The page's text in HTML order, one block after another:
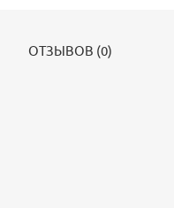
ОТЗЫВОВ (0)